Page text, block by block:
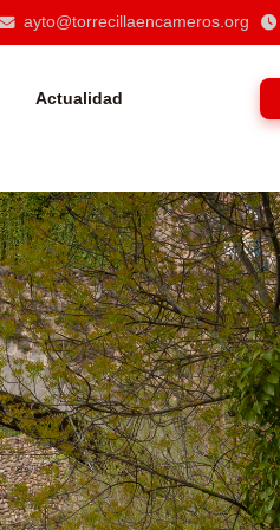
ayto@torrecillaencameros.org
Actualidad